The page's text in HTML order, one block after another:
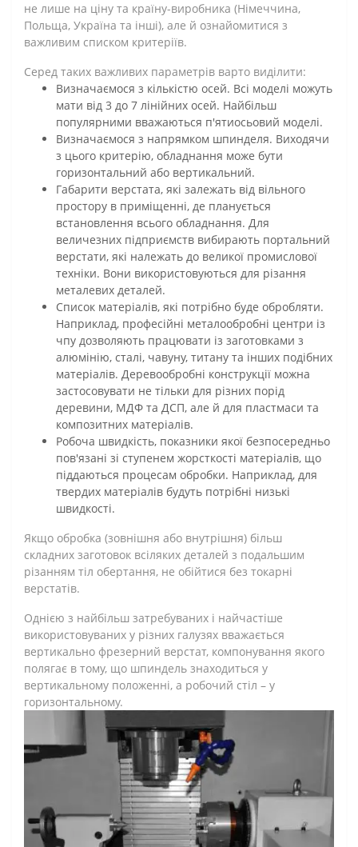
не лише на ціну та країну-виробника (Німеччина,
Польща, Україна та інші), але й ознайомитися з
важливим списком критеріїв.
Серед таких важливих параметрів варто виділити:
Визначаємося з кількістю осей. Всі моделі можуть
мати від 3 до 7 лінійних осей. Найбільш
популярними вважаються п'ятиосьовий моделі.
Визначаємося з напрямком шпинделя. Виходячи
з цього критерію, обладнання може бути
горизонтальний або вертикальний.
Габарити верстата, які залежать від вільного
простору в приміщенні, де планується
встановлення всього обладнання. Для
величезних підприємств вибирають портальний
верстати, які належать до великої промислової
техніки. Вони використовуються для різання
металевих деталей.
Список матеріалів, які потрібно буде обробляти.
Наприклад, професійні металообробні центри із
чпу дозволяють працювати із заготовками з
алюмінію, сталі, чавуну, титану та інших подібних
матеріалів. Деревообробні конструкції можна
застосовувати не тільки для різних порід
деревини, МДФ та ДСП, але й для пластмаси та
композитних матеріалів.
Робоча швидкість, показники якої безпосередньо
пов'язані зі ступенем жорсткості матеріалів, що
піддаються процесам обробки. Наприклад, для
твердих матеріалів будуть потрібні низькі
швидкості.
Якщо обробка (зовнішня або внутрішня) більш
складних заготовок всіляких деталей з подальшим
різанням тіл обертання, не обійтися без токарні
верстатів.
Однією з найбільш затребуваних і найчастіше
використовуваних у різних галузях вважається
вертикально фрезерний верстат, компонування якого
полягає в тому, що шпиндель знаходиться у
вертикальному положенні, а робочий стіл – у
горизонтальному.